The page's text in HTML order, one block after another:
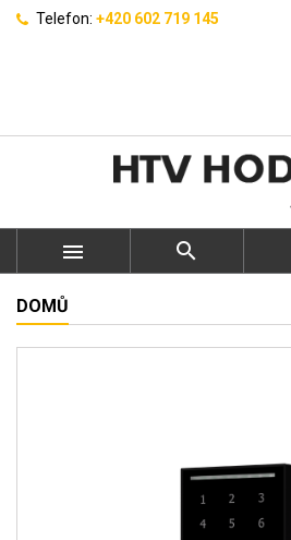
Telefon: +420 602 719 145
 
DOMŮ